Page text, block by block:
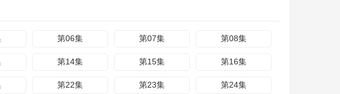
第06集 第07集 第08集
第14集 第15集 第16集
第22集 第23集 第24集